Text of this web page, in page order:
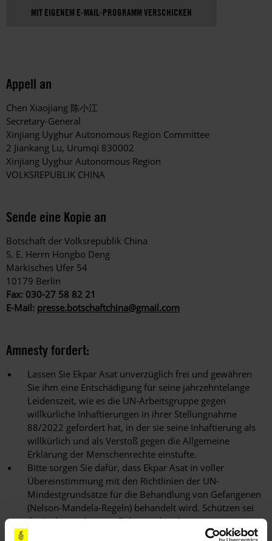
MIT EIGENEM E-MAIL-PROGRAMM VERSCHICKEN
Appell an
Chen Xiaojiang 陈小江
Secretary-General
Xinjiang Uyghur Autonomous Region Committee
2 Jiankang Lu, Urumqi 830002
Xinjiang Uyghur Autonomous Region
VOLKSREPUBLIK CHINA
Sende eine Kopie an
Botschaft der Volksrepublik China
S. E. Herrn Hongbo Deng
Märkisches Ufer 54
10179 Berlin
Fax: 030-27 58 82 21
E-Mail: presse.botschaftchina@gmail.com
Amnesty fordert:
Lassen Sie Ekpar Asat unverzüglich frei und gewähren
Sie ihm eine Entschädigung für seine jahrzehntelange
Leidenszeit, wie es die UN-Arbeitsgruppe gegen
willkürliche Inhaftierungen in ihrer Stellungnahme
88/2022 gefordert hat, in der sie seine Inhaftierung als
willkürlich und als Verstoß gegen die Allgemeine
Erklärung der Menschenrechte einstufte.
Bitte sorgen Sie dafür, dass Ekpar Asat in voller
Übereinstimmung mit den Richtlinien der UN-
Mindestgrundsätze für die Behandlung von Gefangenen
(Nelson-Mandela-Regeln) behandelt wird. Schützen sei
ihn insbesondere vor Folter und anderen
Misshandlungen, wie schlechten Haftbedingungen,